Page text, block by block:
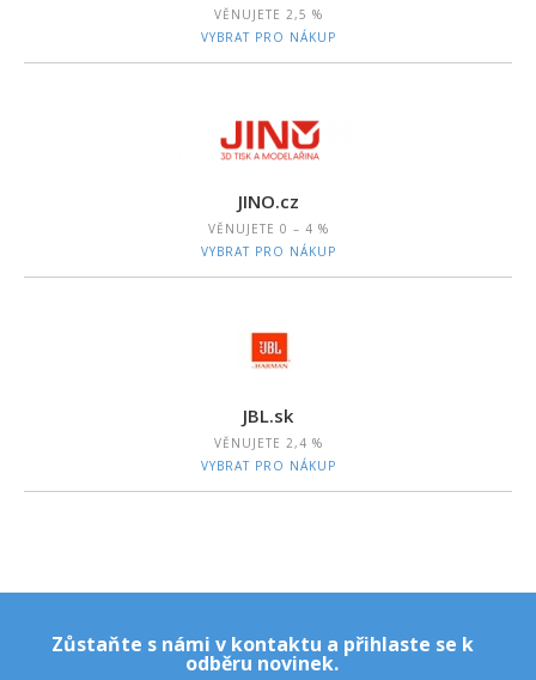
VĚNUJETE 2,5 %
VYBRAT PRO NÁKUP
JINO.cz
VĚNUJETE 0 – 4 %
VYBRAT PRO NÁKUP
JBL.sk
VĚNUJETE 2,4 %
VYBRAT PRO NÁKUP
Zůstaňte s námi v kontaktu a přihlaste se k
odběru novinek.